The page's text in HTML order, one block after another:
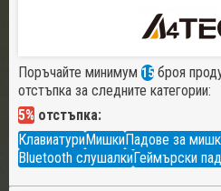
Поръчайте минимум 15 броя
отстъпка за следните категории:
5% отстъпка:
КлавиатуриМишкиПадове за
Bluetooth слушалкиГеймърски